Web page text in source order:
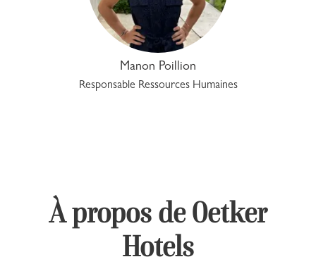
Manon Poillion
Responsable Ressources Humaines
À propos de Oetker
Hotels